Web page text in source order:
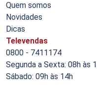
Quem somos
Novidades
Dicas
Televendas
0800 - 7411174
Segunda a Sexta: 08h às
Sábado: 09h às 14h